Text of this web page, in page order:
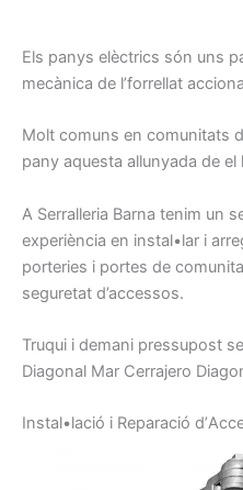
Els panys elèctrics són uns
mecànica de l’forrellat
Molt comuns en comunitats
pany aquesta allunyada de el
A Serralleria Barna tenim un
experiència en instal•lar i
porteries i portes de
seguretat d’accessos.
Truqui i demani pressupost
Diagonal Mar Cerrajero
Instal•lació i Reparació d’A